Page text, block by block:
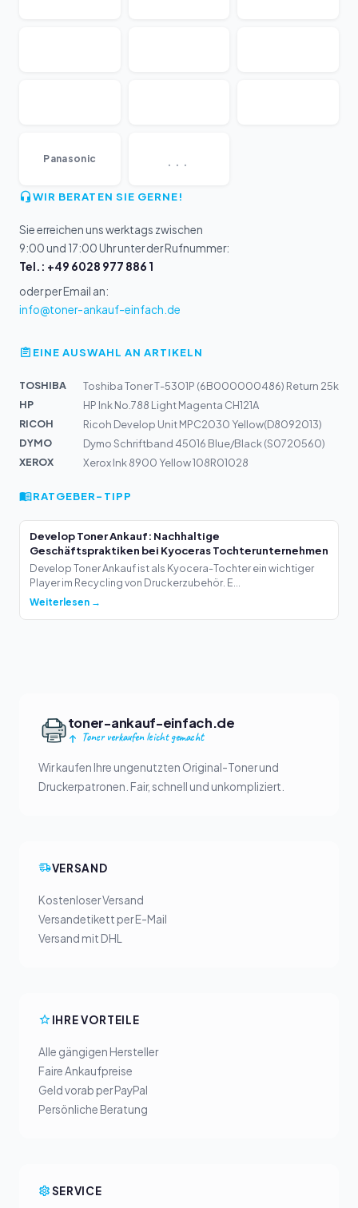
Panasonic ...
WIR BERATEN SIE GERNE!
Sie erreichen uns werktags zwischen
9:00 und 17:00 Uhr unter der Rufnummer:
Tel.: +49 6028 977 886 1
oder per Email an:
info@toner-ankauf-einfach.de
EINE AUSWAHL AN ARTIKELN
TOSHIBA
Toshiba Toner T-5301P (6B000000486) Return 25k
HP
HP Ink No.788 Light Magenta CH121A
RICOH
Ricoh Develop Unit MPC2030 Yellow(D8092013)
DYMO
Dymo Schriftband 45016 Blue/Black (S0720560)
XEROX
Xerox Ink 8900 Yellow 108R01028
RATGEBER-TIPP
Develop Toner Ankauf: Nachhaltige
Geschäftspraktiken bei Kyoceras Tochterunternehmen
Develop Toner Ankauf ist als Kyocera-Tochter ein wichtiger
Player im Recycling von Druckerzubehör. E...
Weiterlesen →
toner-ankauf-einfach.de
Toner verkaufen leicht gemacht
Wir kaufen Ihre ungenutzten Original-Toner und
Druckerpatronen. Fair, schnell und unkompliziert.
VERSAND
Kostenloser Versand
Versandetikett per E-Mail
Versand mit DHL
IHRE VORTEILE
Alle gängigen Hersteller
Faire Ankaufpreise
Geld vorab per PayPal
Persönliche Beratung
SERVICE